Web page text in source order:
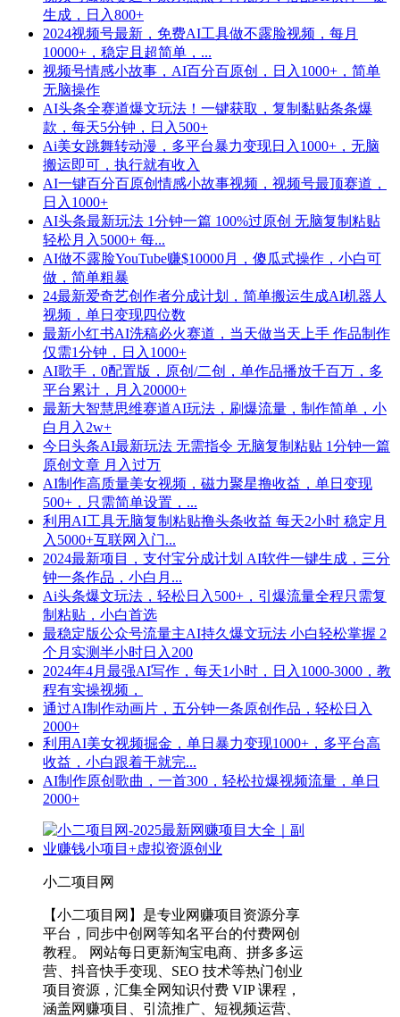
生成，日入800+
2024视频号最新，免费AI工具做不露脸视频，每月
10000+，稳定且超简单，...
视频号情感小故事，AI百分百原创，日入1000+，简单
无脑操作
AI头条全赛道爆文玩法！一键获取，复制黏贴条条爆
款，每天5分钟，日入500+
Ai美女跳舞转动漫，多平台暴力变现日入1000+，无脑
搬运即可，执行就有收入
AI一键百分百原创情感小故事视频，视频号最顶赛道，
日入1000+
AI头条最新玩法 1分钟一篇 100%过原创 无脑复制粘贴
轻松月入5000+ 每...
AI做不露脸YouTube赚$10000月，傻瓜式操作，小白可
做，简单粗暴
24最新爱奇艺创作者分成计划，简单搬运生成AI机器人
视频，单日变现四位数
最新小红书AI洗稿必火赛道，当天做当天上手 作品制作
仅需1分钟，日入1000+
AI歌手，0配置版，原创/二创，单作品播放千百万，多
平台累计，月入20000+
最新大智慧思维赛道AI玩法，刷爆流量，制作简单，小
白月入2w+
今日头条AI最新玩法 无需指令 无脑复制粘贴 1分钟一篇
原创文章 月入过万
AI制作高质量美女视频，磁力聚星撸收益，单日变现
500+，只需简单设置，...
利用AI工具无脑复制粘贴撸头条收益 每天2小时 稳定月
入5000+互联网入门...
2024最新项目，支付宝分成计划 AI软件一键生成，三分
钟一条作品，小白月...
Ai头条爆文玩法，轻松日入500+，引爆流量全程只需复
制粘贴，小白首选
最稳定版公众号流量主AI持久爆文玩法 小白轻松掌握 2
个月实测半小时日入200
2024年4月最强AI写作，每天1小时，日入1000-3000，教
程有实操视频，
通过AI制作动画片，五分钟一条原创作品，轻松日入
2000+
利用AI美女视频掘金，单日暴力变现1000+，多平台高
收益，小白跟着干就完...
AI制作原创歌曲，一首300，轻松拉爆视频流量，单日
2000+
小二项目网
【小二项目网】是专业网赚项目资源分享
平台，同步中创网等知名平台的付费网创
教程。 网站每日更新淘宝电商、拼多多运
营、抖音快手变现、SEO 技术等热门创业
项目资源，汇集全网知识付费 VIP 课程，
涵盖网赚项目、引流推广、短视频运营、